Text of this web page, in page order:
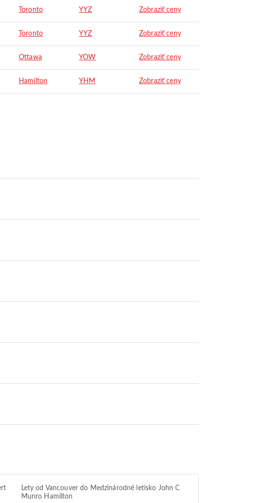
Toronto YYZ Zobraziť ceny
Toronto YYZ Zobraziť ceny
Ottawa YOW Zobraziť ceny
Hamilton YHM Zobraziť ceny
Lety od Vancouver do Medzinárodné letisko John C
Munro Hamilton